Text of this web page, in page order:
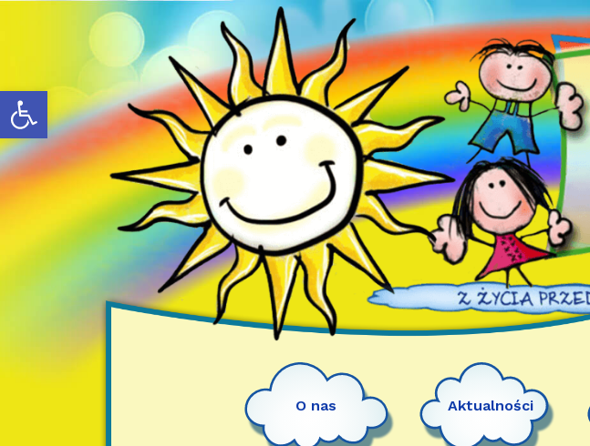
Otwórz pasek narzędzi
O nas Aktualności